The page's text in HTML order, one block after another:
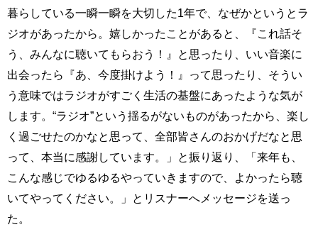
暮らしている一瞬一瞬を大切した1年で、なぜかというとラ
ジオがあったから。嬉しかったことがあると、『これ話そ
う、みんなに聴いてもらおう！』と思ったり、いい音楽に
出会ったら『あ、今度掛けよう！』って思ったり、そうい
う意味ではラジオがすごく生活の基盤にあったような気が
します。“ラジオ”という揺るがないものがあったから、楽し
く過ごせたのかなと思って、全部皆さんのおかげだなと思
って、本当に感謝しています。」と振り返り、「来年も、
こんな感じでゆるゆるやっていきますので、よかったら聴
いてやってください。」とリスナーへメッセージを送っ
た。